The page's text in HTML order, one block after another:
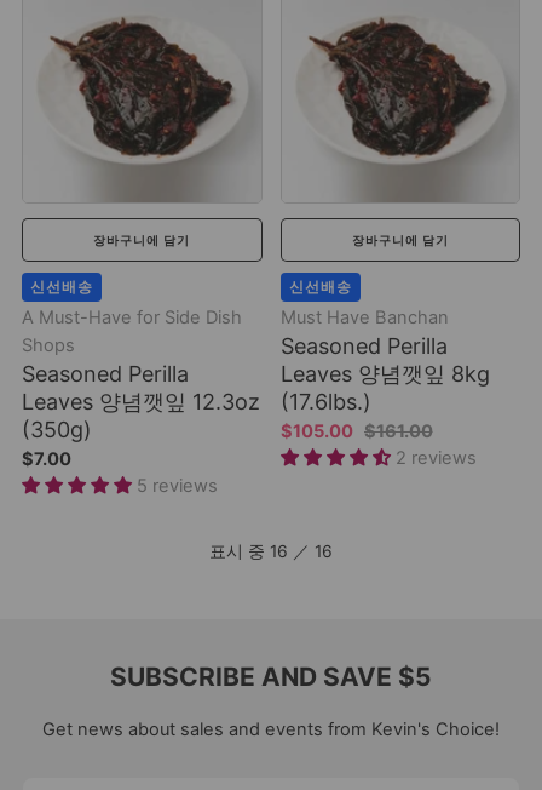
장바구니에 담기
신선배송
A Must-Have for Side Dish
Shops
Seasoned Perilla
Leaves 양념깻잎 12.3oz
(350g)
$7.00
5 reviews
장바구니에 담기
신선배송
Must Have Banchan
Seasoned Perilla
Leaves 양념깻잎 8kg
(17.6lbs.)
$105.00 $161.00
2 reviews
표시 중 16 ／ 16
SUBSCRIBE AND SAVE $5
Get news about sales and events from Kevin's Choice!